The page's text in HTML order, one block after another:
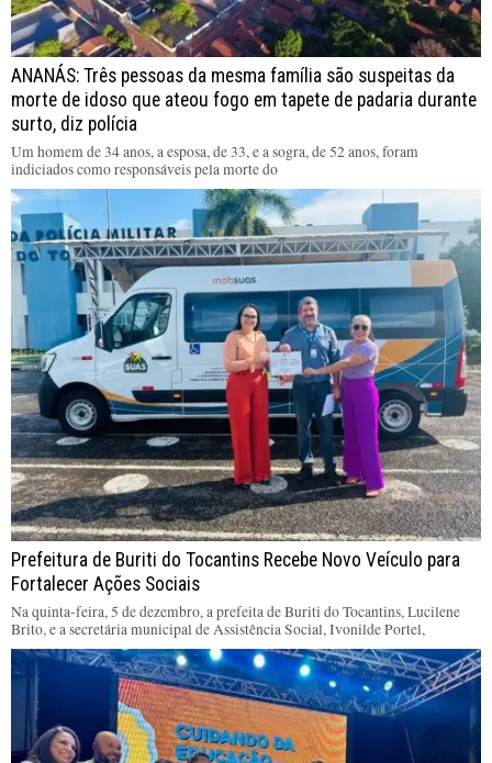
ANANÁS: Três pessoas da mesma família são suspeitas da
morte de idoso que ateou fogo em tapete de padaria durante
surto, diz polícia
Um homem de 34 anos, a esposa, de 33, e a sogra, de 52 anos, foram
indiciados como responsáveis pela morte do
Prefeitura de Buriti do Tocantins Recebe Novo Veículo para
Fortalecer Ações Sociais
Na quinta-feira, 5 de dezembro, a prefeita de Buriti do Tocantins, Lucilene
Brito, e a secretária municipal de Assistência Social, Ivonilde Portel,